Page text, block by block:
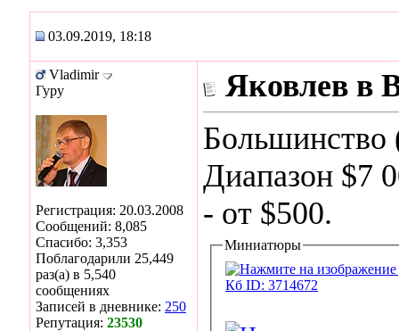
03.09.2019, 18:18
Vladimir
Гуру
Регистрация: 20.03.2008
Сообщений: 8,085
Спасибо: 3,353
Поблагодарили 25,449
раз(а) в 5,540
сообщениях
Записей в дневнике: 250
Репутация: 23530
Яковлев в
Большинство
Диапазон $7
- от $500.
Миниатюры